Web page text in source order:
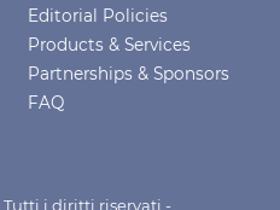
Editorial Policies
Products & Services
Partnerships & Sponsors
FAQ
Tutti i diritti riservati -